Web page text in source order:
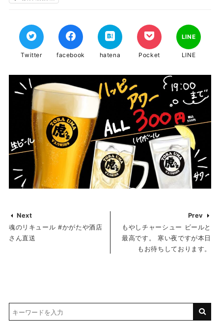
Twitter facebook hatena Pocket
LINE
LINE
Next
魂のリキュール #かがたや酒店
さん直送
Prev
もやしチャーシュー ビールと
最高です。 寒い夜ですが本日
もお待ちしております。